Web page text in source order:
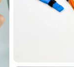
utilizar os